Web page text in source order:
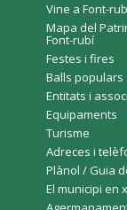
Vine a Font-
Mapa del
Font-rubí
Festes i fires
Balls populars
Entitats i
Equipaments
Turisme
Adreces i
Plànol / Guia
El municipi en